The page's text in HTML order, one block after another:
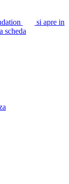
si apre in
scheda